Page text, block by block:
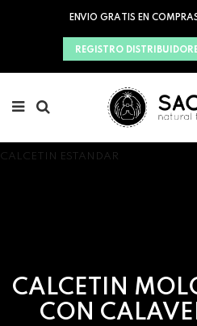
ENVIO GRATIS EN
REGISTRO
CALCETIN ESTANDAR
CALCETIN
CON